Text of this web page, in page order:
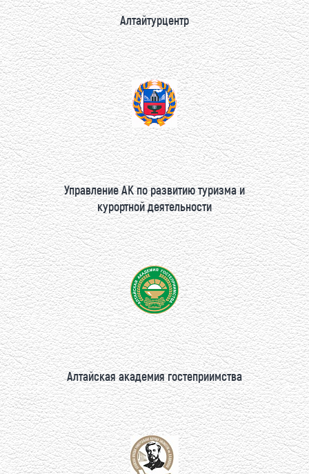
Алтайтурцентр
Управление АК по развитию туризма и
курортной деятельности
Алтайская академия гостеприимства